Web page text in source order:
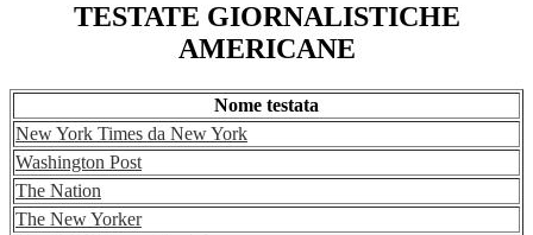
TESTATE GIORNALISTICHE
AMERICANE
Nome testata
New York Times da New York
Washington Post
The Nation
The New Yorker